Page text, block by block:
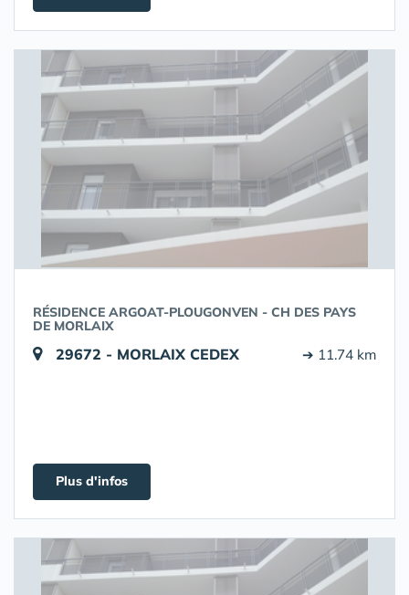
RÉSIDENCE ARGOAT-PLOUGONVEN - CH DES PAYS
DE MORLAIX
29672 - MORLAIX CEDEX ➔ 11.74 km
Plus d'infos